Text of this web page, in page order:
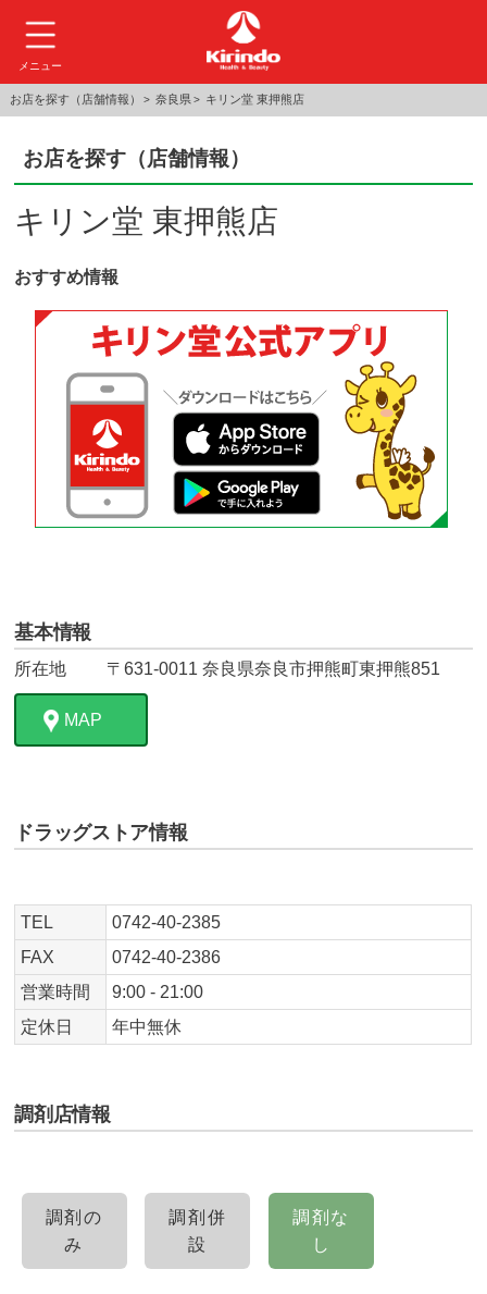
メニュー
お店を探す（店舗情報） 奈良県 キリン堂 東押熊店
お店を探す（店舗情報）
キリン堂 東押熊店
おすすめ情報
基本情報
所在地 〒631-0011 奈良県奈良市押熊町東押熊851
MAP
ドラッグストア情報
TEL
0742-40-2385
FAX
0742-40-2386
営業時間
9:00 - 21:00
定休日
年中無休
調剤店情報
調剤の
み
調剤併
設
調剤な
し